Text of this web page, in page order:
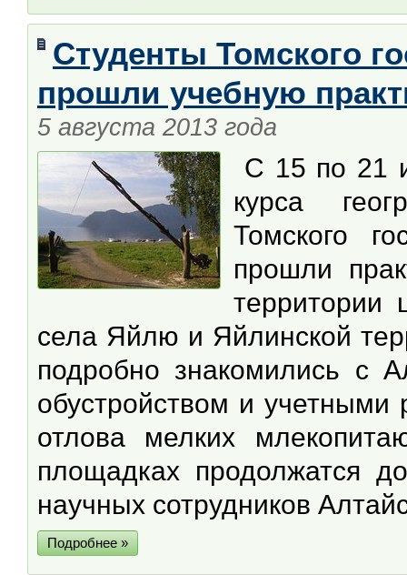
Студенты Томского
прошли учебную
5 августа 2013 года
С 15 по 21
курса
Томского
прошли
территории
села Яйлю и Яйлинской
подробно знакомились с
обустройством и
отлова мелких
площадках продолжатся
научных сотрудников
Подробнее »